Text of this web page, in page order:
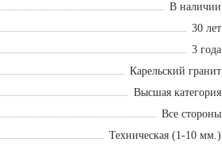
В наличии
30 лет
3 года
Карельский гранит
Высшая категория
Все стороны
Техническая (1-10 мм.)